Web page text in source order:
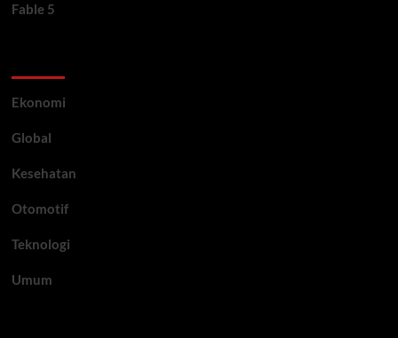
Fable 5
Ekonomi
Global
Kesehatan
Otomotif
Teknologi
Umum